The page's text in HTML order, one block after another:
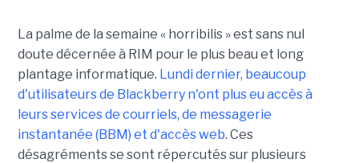
La palme de la semaine « horribilis » est sans nul
doute décernée à RIM pour le plus beau et long
plantage informatique. Lundi dernier, beaucoup
d'utilisateurs de Blackberry n'ont plus eu accès à
leurs services de courriels, de messagerie
instantanée (BBM) et d'accès web. Ces
désagréments se sont répercutés sur plusieurs